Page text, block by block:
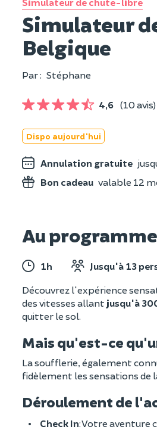
Simulateur
Belgique
Par : Stéphane
4,6 (10 avis)
Dispo aujourd'hui
Annulation gratuite
Bon cadeau valable 12
Au
1h Jusqu'à 13
Découvrez l'expérience
des vitesses allant jusqu'à
quitter le sol.
Mais qu'est-ce
La soufflerie, également
fidèlement les sensations
Déroulement de
Check In: Votre aventure